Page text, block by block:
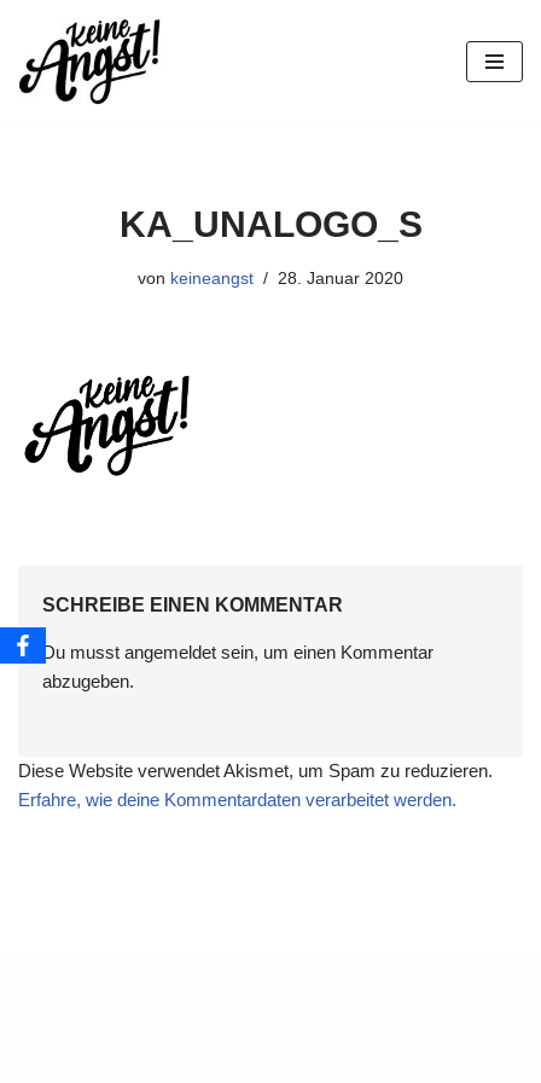
Zum
Inhalt
KA_UNALOGO_S
von keineangst 28. Januar 2020
SCHREIBE EINEN KOMMENTAR
Du musst angemeldet sein, um einen Kommentar
abzugeben.
Diese Website verwendet Akismet, um Spam zu reduzieren.
Erfahre, wie deine Kommentardaten verarbeitet werden.